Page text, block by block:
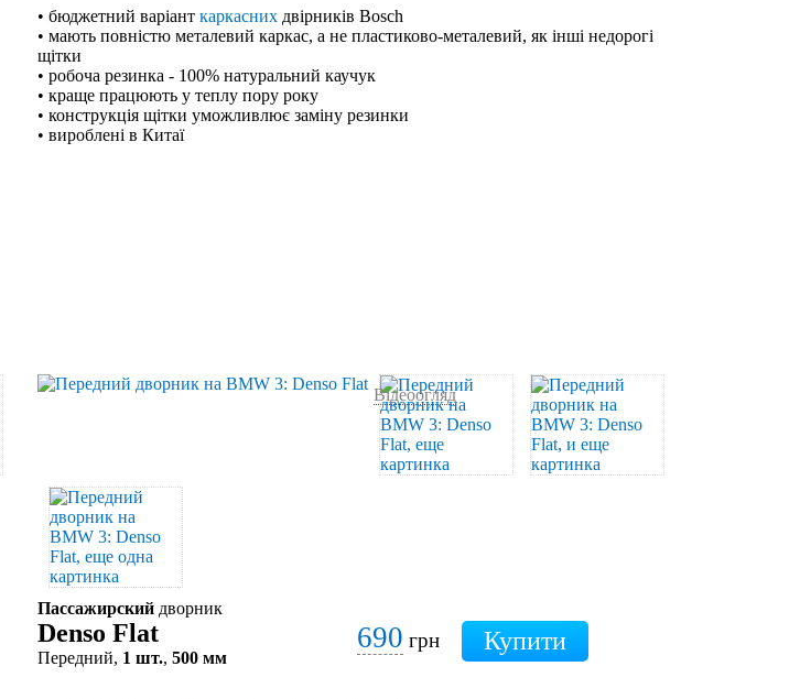
• бюджетний варіант каркасних двірників Bosch
• мають повністю металевий каркас, а не пластиково-металевий, як інші недорогі
щітки
• робоча резинка - 100% натуральний каучук
• краще працюють у теплу пору року
• конструкція щітки уможливлює заміну резинки
• вироблені в Китаї
Відеоогляд
Пассажирский дворник
Denso Flat
Передний, 1 шт., 500 мм
690 грн